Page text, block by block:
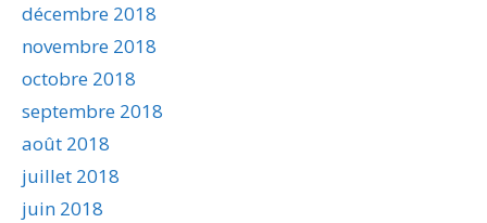
décembre 2018
novembre 2018
octobre 2018
septembre 2018
août 2018
juillet 2018
juin 2018